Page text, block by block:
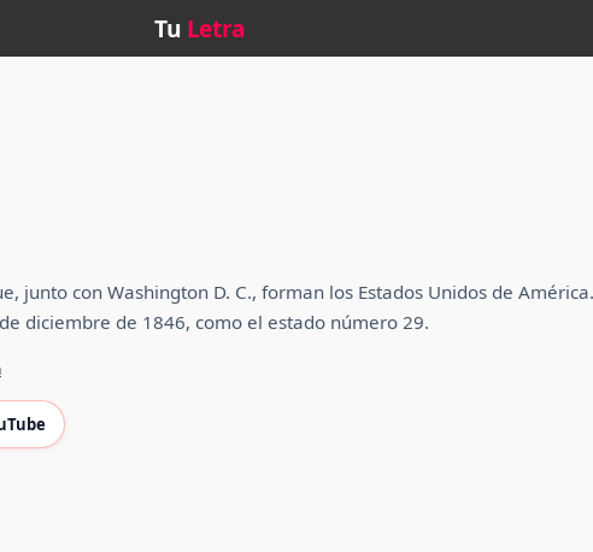
Tu Letra
junto con Washington D. C., forman los Estados Unidos de
diciembre de 1846, como el estado número 29.